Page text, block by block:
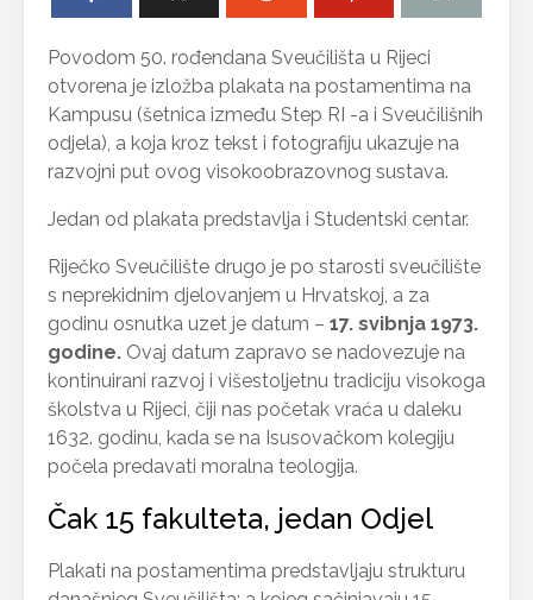
Povodom 50. rođendana Sveučilišta u Rijeci
otvorena je izložba plakata na postamentima na
Kampusu (šetnica između Step RI -a i Sveučilišnih
odjela), a koja kroz tekst i fotografiju ukazuje na
razvojni put ovog visokoobrazovnog sustava.
Jedan od plakata predstavlja i Studentski centar.
Riječko Sveučilište drugo je po starosti sveučilište
s neprekidnim djelovanjem u Hrvatskoj, a za
godinu osnutka uzet je datum – 17. svibnja 1973.
godine. Ovaj datum zapravo se nadovezuje na
kontinuirani razvoj i višestoljetnu tradiciju visokoga
školstva u Rijeci, čiji nas početak vraća u daleku
1632. godinu, kada se na Isusovačkom kolegiju
počela predavati moralna teologija.
Čak 15 fakulteta, jedan Odjel
Plakati na postamentima predstavljaju strukturu